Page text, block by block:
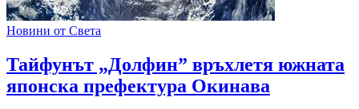
Новини от Света
Тайфунът „Долфин” връхлетя южната
японска префектура Окинава